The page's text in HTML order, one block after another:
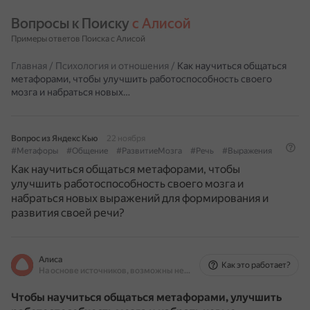
Вопросы к Поиску с Алисой
Примеры ответов Поиска с Алисой
Главная / Психология и отношения / Как научиться общаться
метафорами, чтобы улучшить работоспособность своего
мозга и набраться новых…
Вопрос из Яндекс Кью
22 ноября
#Метафоры
#Общение #РазвитиеМозга #Речь #Выражения
Как научиться общаться метафорами, чтобы
улучшить работоспособность своего мозга и
набраться новых выражений для формирования и
развития своей речи?
Алиса
На основе источников, возможны неточности
Как это работает?
Чтобы научиться общаться метафорами, улучшить